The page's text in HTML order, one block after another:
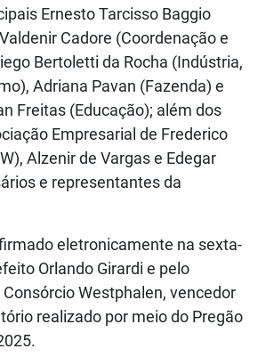
Ernesto Tarcisso Baggio
Cadore (Coordenação e
Bertoletti da Rocha (Indústria,
Adriana Pavan (Fazenda) e
Freitas (Educação); além dos
Empresarial de Frederico
Alzenir de Vargas e Edegar
e representantes da
eletronicamente na sexta-
Orlando Girardi e pelo
Westphalen, vencedor
realizado por meio do Pregão